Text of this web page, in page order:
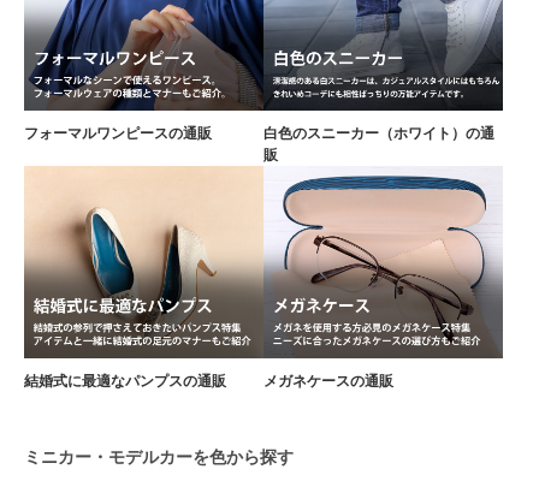
フォーマルワンピースの通販
白色のスニーカー（ホワイト）の通
販
結婚式に最適なパンプスの通販 メガネケースの通販
ミニカー・モデルカーを色から探す